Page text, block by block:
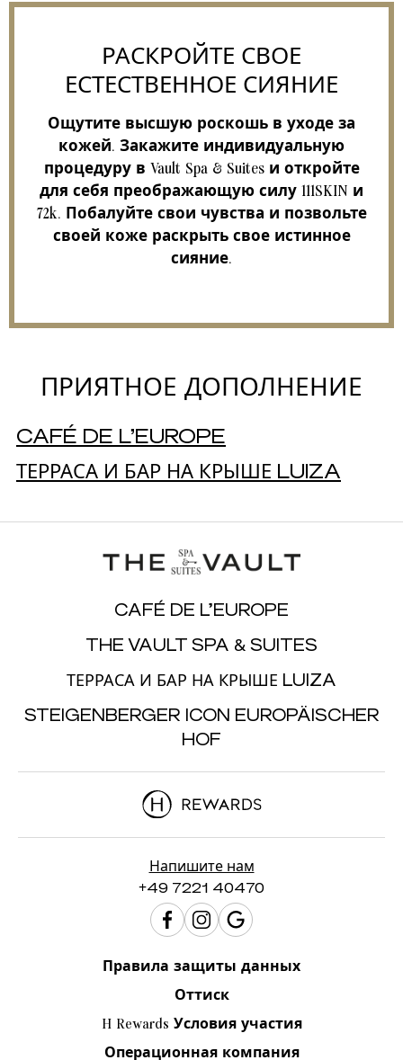
РАСКРОЙТЕ СВОЕ
ЕСТЕСТВЕННОЕ СИЯНИЕ
Ощутите высшую роскошь в уходе за
кожей. Закажите индивидуальную
процедуру в Vault Spa & Suites и откройте
для себя преображающую силу 111SKIN и
72k. Побалуйте свои чувства и позвольте
своей коже раскрыть свое истинное
сияние.
ПРИЯТНОЕ ДОПОЛНЕНИЕ
CAFÉ DE L’EUROPE
ТЕРРАСА И БАР НА КРЫШЕ LUIZA
CAFÉ DE L’EUROPE
THE VAULT SPA & SUITES
ТЕРРАСА И БАР НА КРЫШЕ LUIZA
STEIGENBERGER ICON EUROPÄISCHER
HOF
Напишите нам
+49 7221 40470
Правила защиты данных
Оттиск
H Rewards Условия участия
Операционная компания